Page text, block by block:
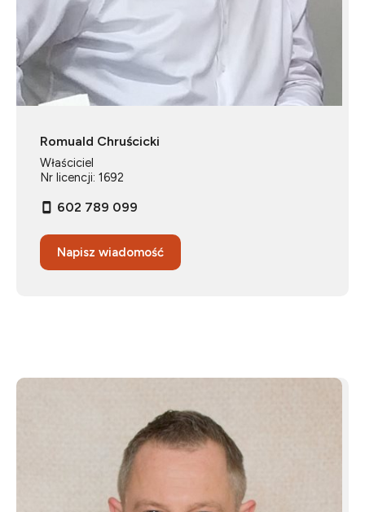
Romuald Chruścicki
Właściciel
Nr licencji: 1692
602 789 099
Napisz wiadomość